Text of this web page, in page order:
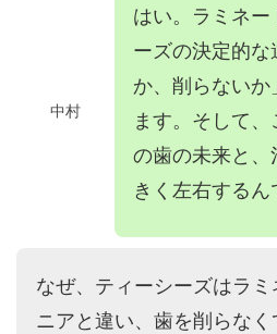
中村
はい。ラミネ
ーズの決定的な
か、削らないか
ます。そして
の歯の未来と、
きく左右するん
なぜ、ティーシーズはラミ
ニアと違い、歯を削らなく